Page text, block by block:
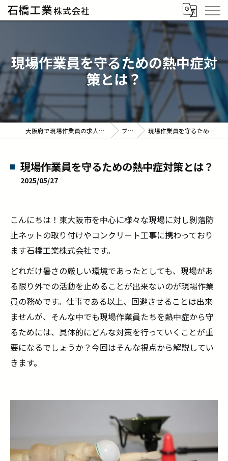
現場作業員を守るための熱中症対
策とは？
大阪府で現場作業員の求人なら石橋工業株式会社 ブログ 現場作業員を守るための熱中症対策とは？
現場作業員を守るための熱中症対策とは？
2025/05/27
こんにちは！東大阪市を中心に様々な現場に対し剝落防
止ネットの取り付けやコンクリート工事に携わっており
ます石橋工業株式会社です。
どれだけ暑さの厳しい環境であったとしても、現場があ
る限り外での活動を止めることが出来ないのが現場作業
員の務めです。仕事である以上、回避させることは出来
ませんが、そんな中でも現場作業員たちを熱中症から守
るためには、具体的にどんな対策を行っていくことが重
要になるでしょうか？今回はそんな視点から解説してい
きます。